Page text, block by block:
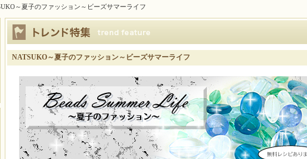
～夏子のファッション～ビーズサマーライフ
NATSUKO～夏子のファッション～ビーズサマーライフ